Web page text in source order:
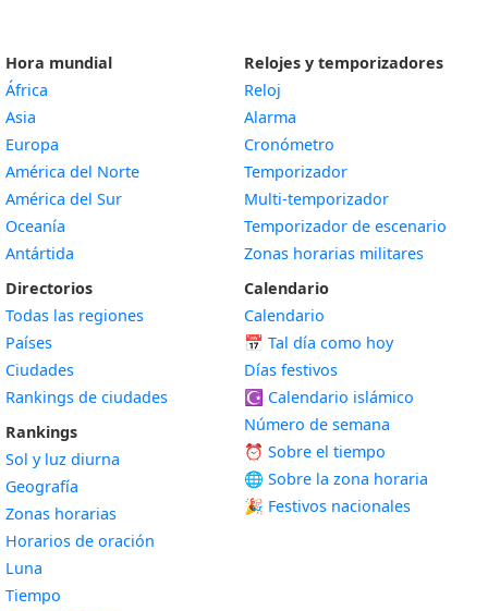
Hora mundial
África
Asia
Europa
América del Norte
América del Sur
Oceanía
Antártida
Directorios
Todas las regiones
Países
Ciudades
Rankings de ciudades
Rankings
Sol y luz diurna
Geografía
Zonas horarias
Horarios de oración
Luna
Tiempo
Relojes y temporizadores
Reloj
Alarma
Cronómetro
Temporizador
Multi-temporizador
Temporizador de escenario
Zonas horarias militares
Calendario
Calendario
📅 Tal día como hoy
Días festivos
☪️ Calendario islámico
Número de semana
⏰ Sobre el tiempo
🌐 Sobre la zona horaria
🎉 Festivos nacionales